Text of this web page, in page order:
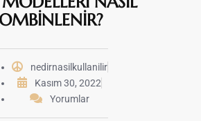
nedirnasilkullanilir
Kasım 30, 2022
Yorumlar